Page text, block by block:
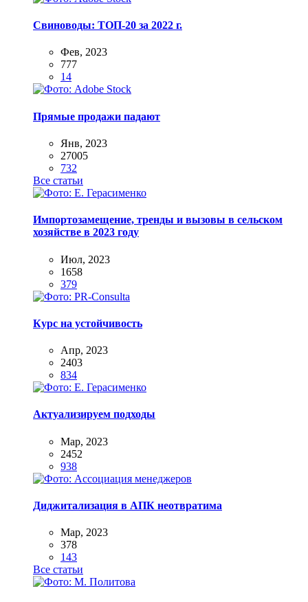
Свиноводы: ТОП-20 за 2022 г.
Фев, 2023
777
14
Прямые продажи падают
Янв, 2023
27005
732
Все статьи
Импортозамещение, тренды и вызовы в сельском
хозяйстве в 2023 году
Июл, 2023
1658
379
Курс на устойчивость
Апр, 2023
2403
834
Актуализируем подходы
Мар, 2023
2452
938
Диджитализация в АПК неотвратима
Мар, 2023
378
143
Все статьи